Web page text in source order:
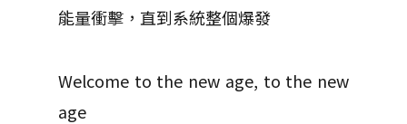
能量衝擊，直到系統整個爆發
Welcome to the new age, to the new
age